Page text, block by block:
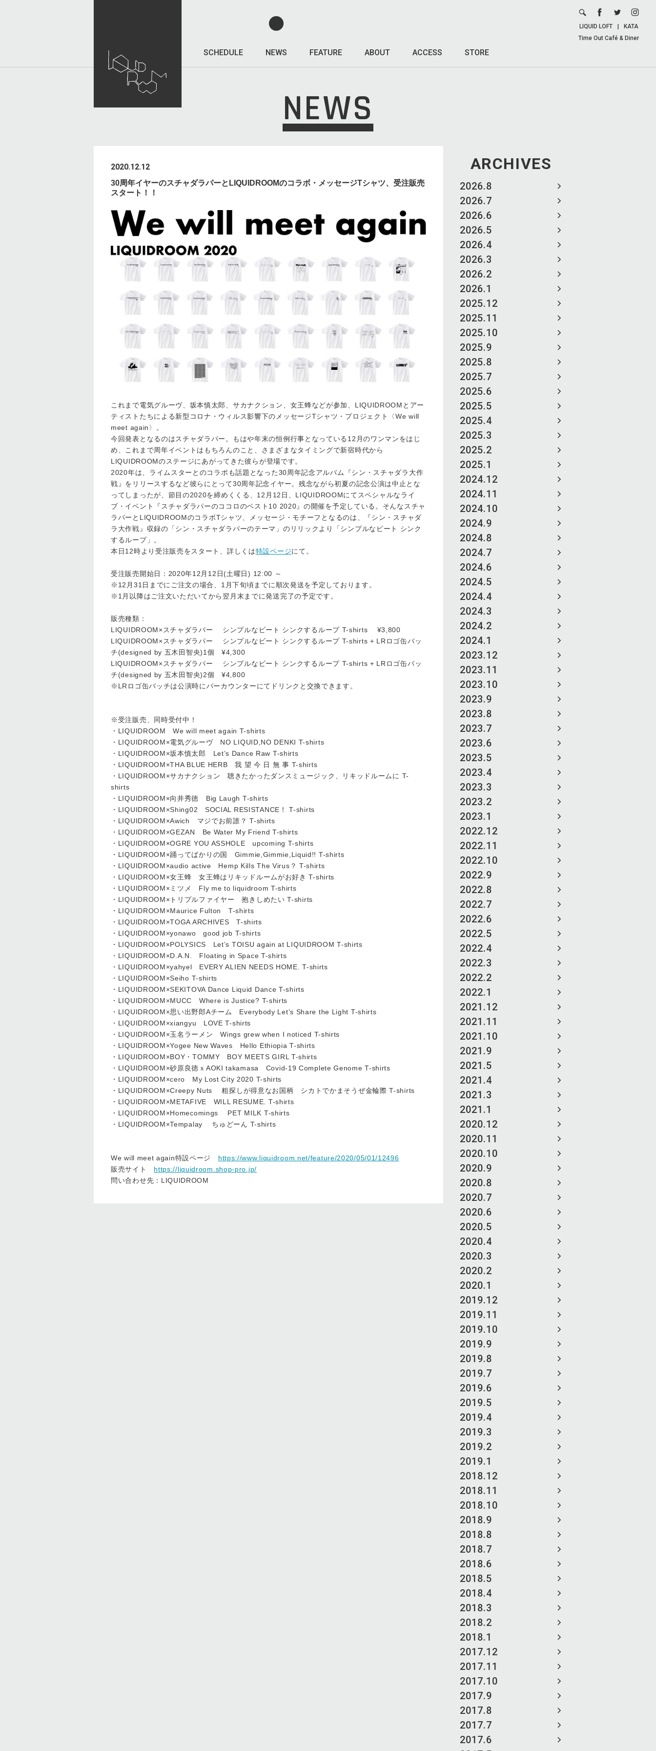
SCHEDULE NEWS FEATURE ABOUT ACCESS STORE
LIQUID LOFT
KATA
Time Out Café & Diner
NEWS
ARCHIVES
2026.8
2026.7
2026.6
2026.5
2026.4
2026.3
2026.2
2026.1
2025.12
2025.11
2025.10
2025.9
2025.8
2025.7
2025.6
2025.5
2025.4
2025.3
2025.2
2025.1
2024.12
2024.11
2024.10
2024.9
2024.8
2024.7
2024.6
2024.5
2024.4
2024.3
2024.2
2024.1
2023.12
2023.11
2023.10
2023.9
2023.8
2023.7
2023.6
2023.5
2023.4
2023.3
2023.2
2023.1
2022.12
2022.11
2022.10
2022.9
2022.8
2022.7
2022.6
2022.5
2022.4
2022.3
2022.2
2022.1
2021.12
2021.11
2021.10
2021.9
2021.5
2021.4
2021.3
2021.1
2020.12
2020.11
2020.10
2020.9
2020.8
2020.7
2020.6
2020.5
2020.4
2020.3
2020.2
2020.1
2019.12
2019.11
2019.10
2019.9
2019.8
2019.7
2019.6
2019.5
2019.4
2019.3
2019.2
2019.1
2018.12
2018.11
2018.10
2018.9
2018.8
2018.7
2018.6
2018.5
2018.4
2018.3
2018.2
2018.1
2017.12
2017.11
2017.10
2017.9
2017.8
2017.7
2017.6
2020.12.12
30周年イヤーのスチャダラパーとLIQUIDROOMのコラボ・メッセージTシャツ、受注販売
スタート！！
これまで電気グルーヴ、坂本慎太郎、サカナクション、女王蜂などが参加、LIQUIDROOMとアー
ティストたちによる新型コロナ・ウィルス影響下のメッセージTシャツ・プロジェクト〈We will
meet again〉。
今回発表となるのはスチャダラパー。もはや年末の恒例行事となっている12月のワンマンをはじ
め、これまで周年イベントはもちろんのこと、さまざまなタイミングで新宿時代から
LIQUIDROOMのステージにあがってきた彼らが登場です。
2020年は、ライムスターとのコラボも話題となった30周年記念アルバム『シン・スチャダラ大作
戦』をリリースするなど彼らにとって30周年記念イヤー。残念ながら初夏の記念公演は中止とな
ってしまったが、節目の2020を締めくくる、12月12日、LIQUIDROOMにてスペシャルなライ
ブ・イベント『スチャダラパーのココロのベスト10 2020』の開催を予定している。そんなスチャ
ラパーとLIQUIDROOMのコラボTシャツ、メッセージ・モチーフとなるのは、『シン・スチャダ
ラ大作戦』収録の「シン・スチャダラパーのテーマ」のリリックより「シンプルなビート シンク
するループ」。
本日12時より受注販売をスタート、詳しくは特設ページにて。
受注販売開始日：2020年12月12日(土曜日) 12:00 ～
※12月31日までにご注文の場合、1月下旬頃までに順次発送を予定しております。
※1月以降はご注文いただいてから翌月末までに発送完了の予定です。
販売種類：
LIQUIDROOM×スチャダラパー シンプルなビート シンクするループ T-shirts ¥3,800
LIQUIDROOM×スチャダラパー シンプルなビート シンクするループ T-shirts + LRロゴ缶バッ
チ(designed by 五木田智央)1個 ¥4,300
LIQUIDROOM×スチャダラパー シンプルなビート シンクするループ T-shirts + LRロゴ缶バッ
チ(designed by 五木田智央)2個 ¥4,800
※LRロゴ缶バッチは公演時にバーカウンターにてドリンクと交換できます。
※受注販売、同時受付中！
・LIQUIDROOM We will meet again T-shirts
・LIQUIDROOM×電気グルーヴ NO LIQUID,NO DENKI T-shirts
・LIQUIDROOM×坂本慎太郎 Let’s Dance Raw T-shirts
・LIQUIDROOM×THA BLUE HERB 我 望 今 日 無 事 T-shirts
・LIQUIDROOM×サカナクション 聴きたかったダンスミュージック、リキッドルームに T-
shirts
・LIQUIDROOM×向井秀徳 Big Laugh T-shirts
・LIQUIDROOM×Shing02 SOCIAL RESISTANCE！ T-shirts
・LIQUIDROOM×Awich マジでお前誰？ T-shirts
・LIQUIDROOM×GEZAN Be Water My Friend T-shirts
・LIQUIDROOM×OGRE YOU ASSHOLE upcoming T-shirts
・LIQUIDROOM×踊ってばかりの国 Gimmie,Gimmie,Liquid!! T-shirts
・LIQUIDROOM×audio active Hemp Kills The Virus？ T-shirts
・LIQUIDROOM×女王蜂 女王蜂はリキッドルームがお好き T-shirts
・LIQUIDROOM×ミツメ Fly me to liquidroom T-shirts
・LIQUIDROOM×トリプルファイヤー 抱きしめたい T-shirts
・LIQUIDROOM×Maurice Fulton T-shirts
・LIQUIDROOM×TOGA ARCHIVES T-shirts
・LIQUIDROOM×yonawo good job T-shirts
・LIQUIDROOM×POLYSICS Let’s TOISU again at LIQUIDROOM T-shirts
・LIQUIDROOM×D.A.N. Floating in Space T-shirts
・LIQUIDROOM×yahyel EVERY ALIEN NEEDS HOME. T-shirts
・LIQUIDROOM×Seiho T-shirts
・LIQUIDROOM×SEKITOVA Dance Liquid Dance T-shirts
・LIQUIDROOM×MUCC Where is Justice? T-shirts
・LIQUIDROOM×思い出野郎Aチーム Everybody Let’s Share the Light T-shirts
・LIQUIDROOM×xiangyu LOVE T-shirts
・LIQUIDROOM×玉名ラーメン Wings grew when I noticed T-shirts
・LIQUIDROOM×Yogee New Waves Hello Ethiopia T-shirts
・LIQUIDROOM×BOY・TOMMY BOY MEETS GIRL T-shirts
・LIQUIDROOM×砂原良徳ｘAOKI takamasa Covid-19 Complete Genome T-shirts
・LIQUIDROOM×cero My Lost City 2020 T-shirts
・LIQUIDROOM×Creepy Nuts 粗探しが得意なお国柄 シカトでかまそうぜ金輪際 T-shirts
・LIQUIDROOM×METAFIVE WILL RESUME. T-shirts
・LIQUIDROOM×Homecomings PET MILK T-shirts
・LIQUIDROOM×Tempalay ちゅどーん T-shirts
We will meet again特設ページ https://www.liquidroom.net/feature/2020/05/01/12496
販売サイト https://liquidroom.shop-pro.jp/
問い合わせ先：LIQUIDROOM